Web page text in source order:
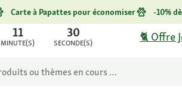
Carte à Papattes pour économiser -10%
11
MINUTE(S)
30
SECONDE(S) 🐈 Offre